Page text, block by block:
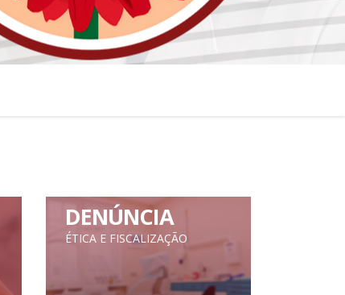
DENÚNCIA
ÉTICA E FISCALIZAÇÃO